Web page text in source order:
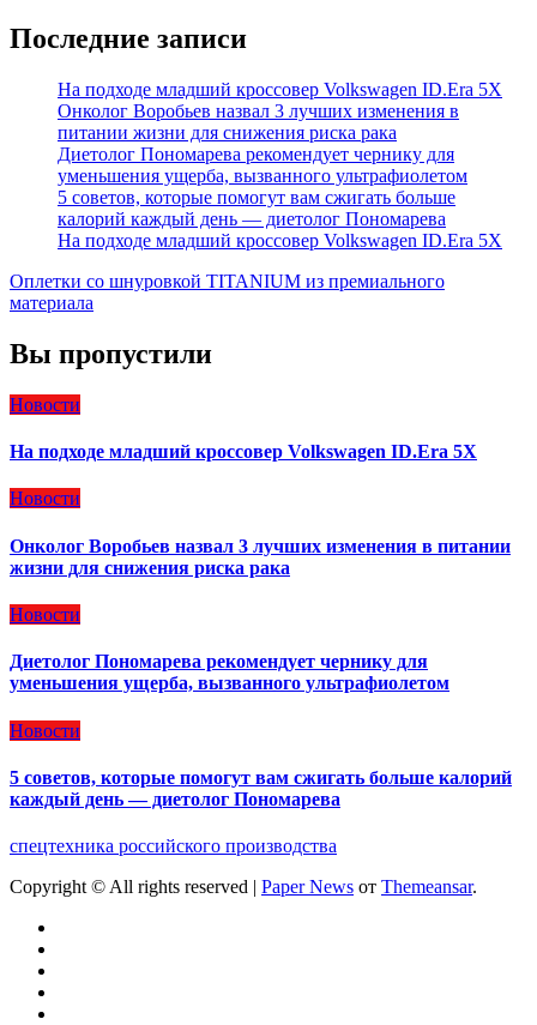
Последние записи
На подходе младший кроссовер Volkswagen ID.Era 5X
Онколог Воробьев назвал 3 лучших изменения в
питании жизни для снижения риска рака
Диетолог Пономарева рекомендует чернику для
уменьшения ущерба, вызванного ультрафиолетом
5 советов, которые помогут вам сжигать больше
калорий каждый день — диетолог Пономарева
На подходе младший кроссовер Volkswagen ID.Era 5X
Оплетки со шнуровкой TITANIUM из премиального
материала
Вы пропустили
Новости
На подходе младший кроссовер Volkswagen ID.Era 5X
Новости
Онколог Воробьев назвал 3 лучших изменения в питании
жизни для снижения риска рака
Новости
Диетолог Пономарева рекомендует чернику для
уменьшения ущерба, вызванного ультрафиолетом
Новости
5 советов, которые помогут вам сжигать больше калорий
каждый день — диетолог Пономарева
спецтехника российского производства
Copyright © All rights reserved | Paper News от Themeansar.